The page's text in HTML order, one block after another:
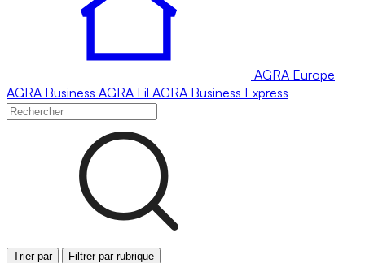
AGRA Europe
AGRA Business AGRA Fil AGRA Business Express
Trier par Filtrer par rubrique